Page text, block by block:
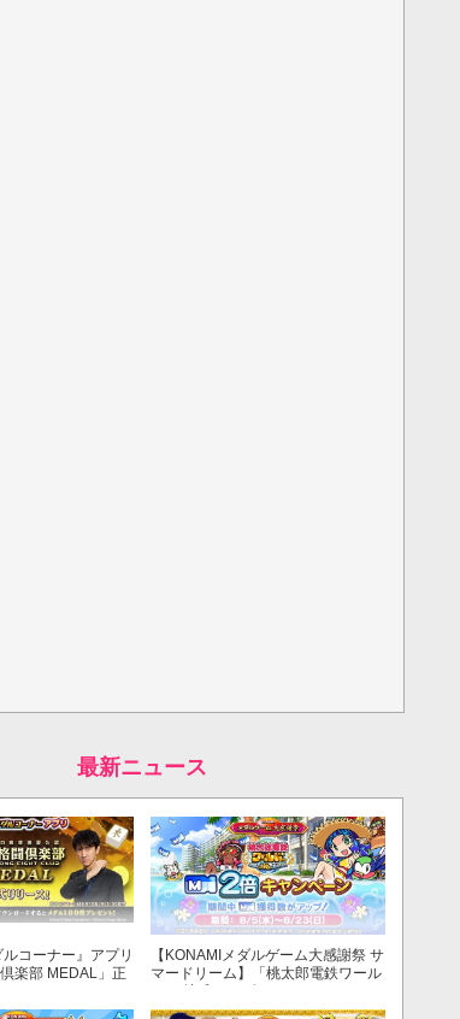
最新ニュース
ルコーナー』アプリ
楽部 MEDAL」正
【KONAMIメダルゲーム大感謝祭 サ
マードリーム】「桃太郎電鉄ワール
～」でマイル獲得数が2倍！